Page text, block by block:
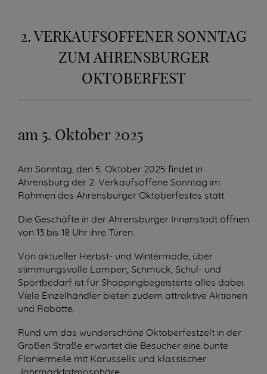
2. VERKAUFSOFFENER SONNTAG
ZUM AHRENSBURGER
OKTOBERFEST
am 5. Oktober 2025
Am Sonntag, den 5. Oktober 2025 findet in
Ahrensburg der 2. Verkaufsoffene Sonntag im
Rahmen des Ahrensburger Oktoberfestes statt.
Die Geschäfte in der Ahrensburger Innenstadt öffnen
von 13 bis 18 Uhr ihre Türen.
Von aktueller Herbst- und Wintermode, über
stimmungsvolle Lampen, Schmuck, Schul- und
Sportbedarf ist für Shoppingbegeisterte alles dabei.
Viele Einzelhändler bieten zudem attraktive Aktionen
und Rabatte.
Rund um das wunderschöne Oktoberfestzelt in der
Großen Straße erwartet die Besucher eine bunte
Flaniermeile mit Karussells und klassischer